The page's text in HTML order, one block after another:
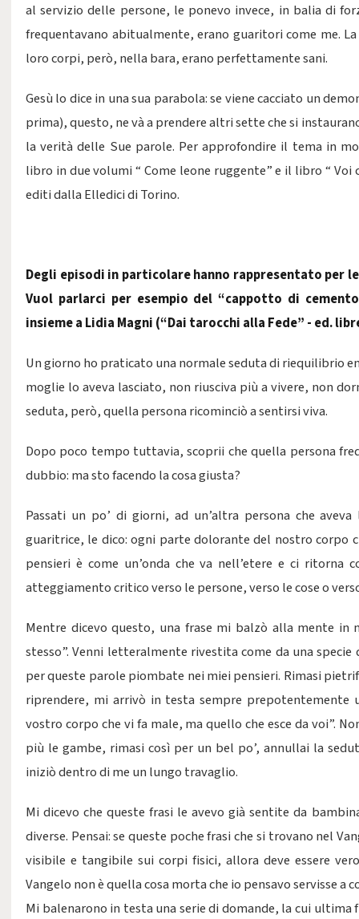
al servizio delle persone, le ponevo invece, in balia di
frequentavano abitualmente, erano guaritori come me.
loro corpi, però, nella bara, erano perfettamente sani.
Gesù lo dice in una sua parabola: se viene cacciato un
prima), questo, ne và a prendere altri sette che si
la verità delle Sue parole. Per approfondire il tema in
libro in due volumi “ Come leone ruggente” e il libro “
editi dalla Elledici di Torino.
Degli episodi in particolare hanno rappresentato per
Vuol parlarci per esempio del “cappotto di
insieme a Lidia Magni (“Dai tarocchi alla Fede” - ed.
Un giorno ho praticato una normale seduta di riequilibrio
moglie lo aveva lasciato, non riusciva più a vivere, non
seduta, però, quella persona ricominciò a sentirsi viva.
Dopo poco tempo tuttavia, scoprii che quella persona
dubbio: ma sto facendo la cosa giusta?
Passati un po’ di giorni, ad un’altra persona che
guaritrice, le dico: ogni parte dolorante del nostro corpo
pensieri è come un’onda che va nell’etere e ci ritorna
atteggiamento critico verso le persone, verso le cose o
Mentre dicevo questo, una frase mi balzò alla mente
stesso”. Venni letteralmente rivestita come da una
per queste parole piombate nei miei pensieri. Rimasi
riprendere, mi arrivò in testa sempre prepotentemente
vostro corpo che vi fa male, ma quello che esce da voi”.
più le gambe, rimasi così per un bel po’, annullai la
iniziò dentro di me un lungo travaglio.
Mi dicevo che queste frasi le avevo già sentite da
diverse. Pensai: se queste poche frasi che si trovano nel
visibile e tangibile sui corpi fisici, allora deve essere
Vangelo non è quella cosa morta che io pensavo servisse a
Mi balenarono in testa una serie di domande, la cui ultima